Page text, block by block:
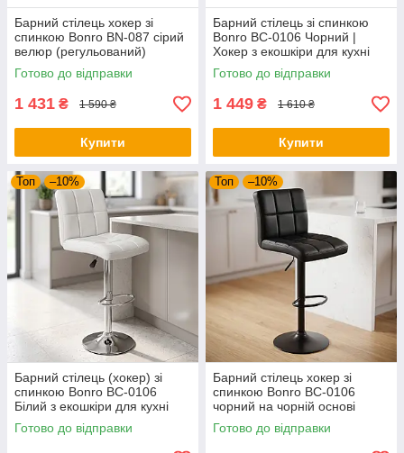
Барний стілець хокер зі
спинкою Bonro BN-087 сірий
велюр (регульований)
Готово до відправки
1 431 ₴ 1 590 ₴
Купити
Барний стілець зі спинкою
Bonro BC-0106 Чорний |
Хокер з екошкіри для кухні
бару та салону краси
Готово до відправки
1 449 ₴ 1 610 ₴
Купити
Топ –10%
Барний стілець (хокер) зі
спинкою Bonro BC-0106
Білий з екошкіри для кухні
кафе та салону
Готово до відправки
Топ –10%
Барний стілець хокер зі
спинкою Bonro BC-0106
чорний на чорній основі
(екошкіра для кухні бару
салону)
Готово до відправки